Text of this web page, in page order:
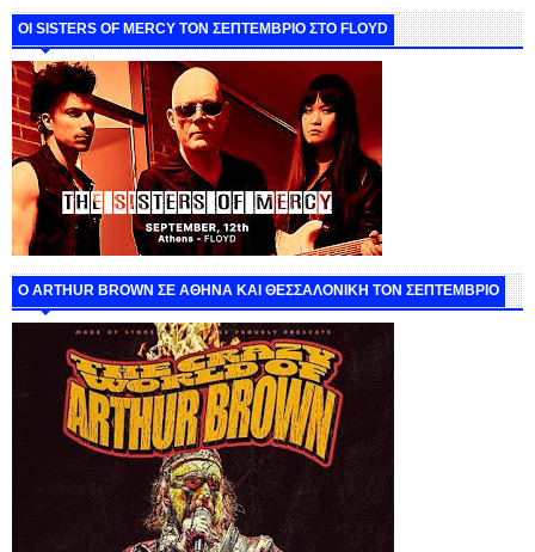
ΟΙ SISTERS OF MERCY ΤΟΝ ΣΕΠΤΕΜΒΡΙΟ ΣΤΟ FLOYD
O ARTHUR BROWN ΣΕ ΑΘΗΝΑ ΚΑΙ ΘΕΣΣΑΛΟΝΙΚΗ ΤΟΝ ΣΕΠΤΕΜΒΡΙΟ